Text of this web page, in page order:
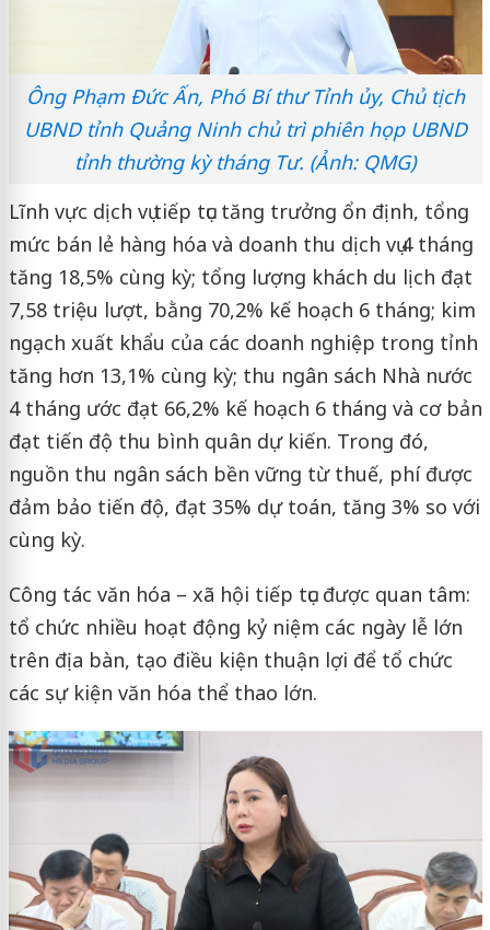
Ông Phạm Đức Ấn, Phó Bí thư Tỉnh ủy, Chủ tịch
UBND tỉnh Quảng Ninh chủ trì phiên họp UBND
tỉnh thường kỳ tháng Tư. (Ảnh: QMG)
Lĩnh vực dịch vụ tiếp tục tăng trưởng ổn định, tổng
mức bán lẻ hàng hóa và doanh thu dịch vụ 4 tháng
tăng 18,5% cùng kỳ; tổng lượng khách du lịch đạt
7,58 triệu lượt, bằng 70,2% kế hoạch 6 tháng; kim
ngạch xuất khẩu của các doanh nghiệp trong tỉnh
tăng hơn 13,1% cùng kỳ; thu ngân sách Nhà nước
4 tháng ước đạt 66,2% kế hoạch 6 tháng và cơ bản
đạt tiến độ thu bình quân dự kiến. Trong đó,
nguồn thu ngân sách bền vững từ thuế, phí được
đảm bảo tiến độ, đạt 35% dự toán, tăng 3% so với
cùng kỳ.
Công tác văn hóa – xã hội tiếp tục được quan tâm:
tổ chức nhiều hoạt động kỷ niệm các ngày lễ lớn
trên địa bàn, tạo điều kiện thuận lợi để tổ chức
các sự kiện văn hóa thể thao lớn.